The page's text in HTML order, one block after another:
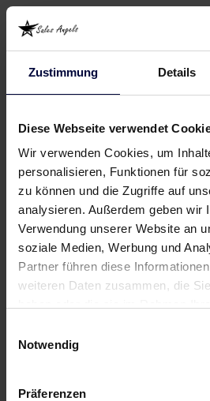
Zustimmung Details
Diese Webseite verwendet
Wir verwenden Cookies, um
personalisieren, Funktionen für
zu können und die Zugriffe auf
analysieren. Außerdem geben wir
Verwendung unserer Website an
soziale Medien, Werbung und
Partner führen diese
weiteren Daten zusammen, die
Notwendig
Präferenzen